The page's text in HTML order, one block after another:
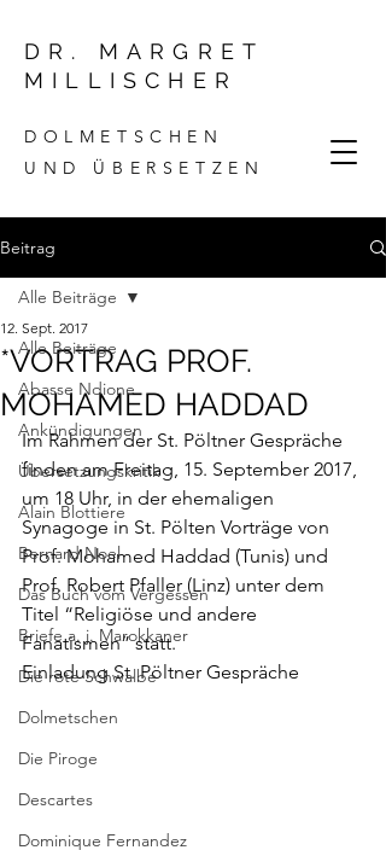
DR. MARGRET
MILLISCHER
DOLMETSCHEN
UND ÜBERSETZEN
Beitrag
Alle Beiträge
Abasse Ndione
Ankündigungen
Übersetzungskritik
Alain Blottiere
Bernard Noel
Das Buch vom Vergessen
Briefe a. j. Marokkaner
Die rote Schwalbe
Dolmetschen
Die Piroge
Descartes
Dominique Fernandez
Alle Beiträge
*VORTRAG PROF.
MOHAMED HADDAD
12. Sept. 2017
Im Rahmen der St. Pöltner Gespräche
finden am Freitag, 15. September 2017,
um 18 Uhr, in der ehemaligen
Synagoge in St. Pölten Vorträge von
Prof. Mohamed Haddad (Tunis) und
Prof. Robert Pfaller (Linz) unter dem
Titel “Religiöse und andere
Fanatismen” statt.
Einladung St. Pöltner Gespräche